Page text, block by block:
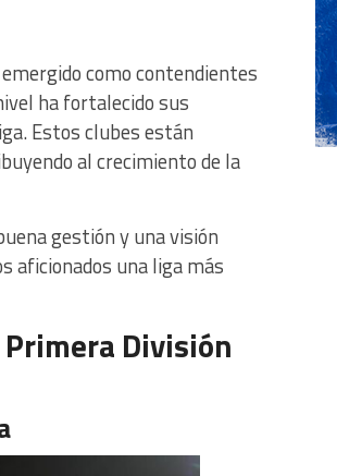
como contendientes
ha fortalecido sus
Estos clubes están
al crecimiento de la
gestión y una visión
aficionados una liga más
División